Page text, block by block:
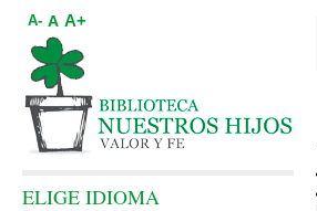
A- A A+
ELIGE IDIOMA